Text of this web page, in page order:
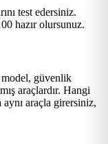
test edersiniz.
hazır olursunuz.
model, güvenlik
araçlardır. Hangi
aynı araçla girersiniz,